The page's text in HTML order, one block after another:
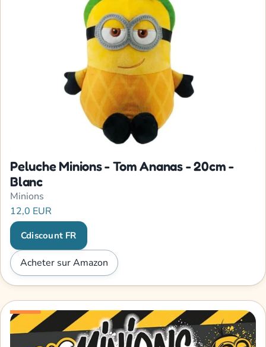
Peluche Minions - Tom Ananas - 20cm -
Blanc
Minions
12,0 EUR
Cdiscount FR
Acheter sur Amazon